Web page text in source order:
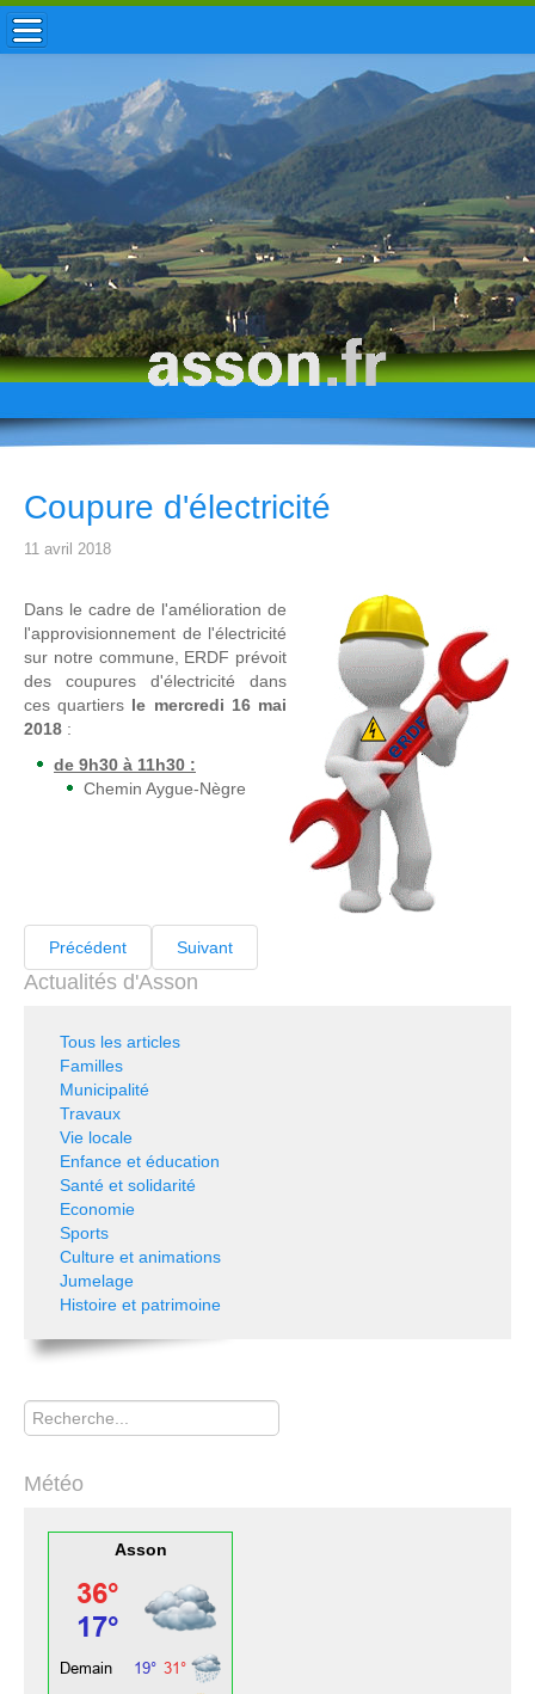
ACCUEIL / INFOS
MUNICIPALITÉ
VIE LOCALE
ENFANCE
TOURISME
HISTOIRE
Coupure d'électricité
11 avril 2018
Dans le cadre de l'amélioration de
l'approvisionnement de l'électricité
sur notre commune, ERDF prévoit
des coupures d'électricité dans
ces quartiers le mercredi 16 mai
2018 :
de 9h30 à 11h30 :
Chemin Aygue-Nègre
Précédent Suivant
Actualités d'Asson
Tous les articles
Familles
Municipalité
Travaux
Vie locale
Enfance et éducation
Santé et solidarité
Economie
Sports
Culture et animations
Jumelage
Histoire et patrimoine
Rechercher
Météo
Asson